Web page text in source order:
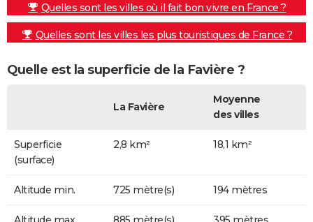
Quelles sont les villes où il fait bon vivre en France ?
Quelles sont les villes les plus touristiques de France ?
Quelle est la superficie de la Favière ?
La Favière
Moyenne
des villes
Superficie
(surface)
2,8 km² 18,1 km²
Altitude min. 725 mètre(s) 194 mètres